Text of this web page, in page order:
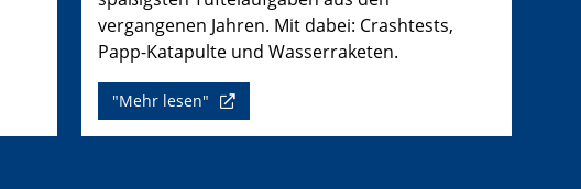
vergangenen Jahren. Mit dabei: Crashtests,
Papp-Katapulte und Wasserraketen.
"Mehr lesen"